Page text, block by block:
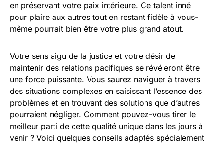
en préservant votre paix intérieure. Ce talent inné
pour plaire aux autres tout en restant fidèle à vous-
même pourrait bien être votre plus grand atout.
Votre sens aigu de la justice et votre désir de
maintenir des relations pacifiques se révéleront être
une force puissante. Vous saurez naviguer à travers
des situations complexes en saisissant l’essence des
problèmes et en trouvant des solutions que d’autres
pourraient négliger. Comment pouvez-vous tirer le
meilleur parti de cette qualité unique dans les jours à
venir ? Voici quelques conseils adaptés spécialement